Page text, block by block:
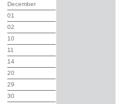
December
01
02
10
11
14
20
29
30